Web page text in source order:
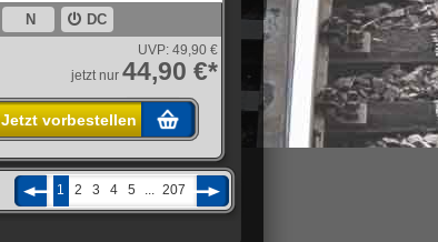
N DC
UVP: 49,90 €
jetzt nur 44,90 €*
Jetzt vorbestellen
1 2 3 4 5 ... 207